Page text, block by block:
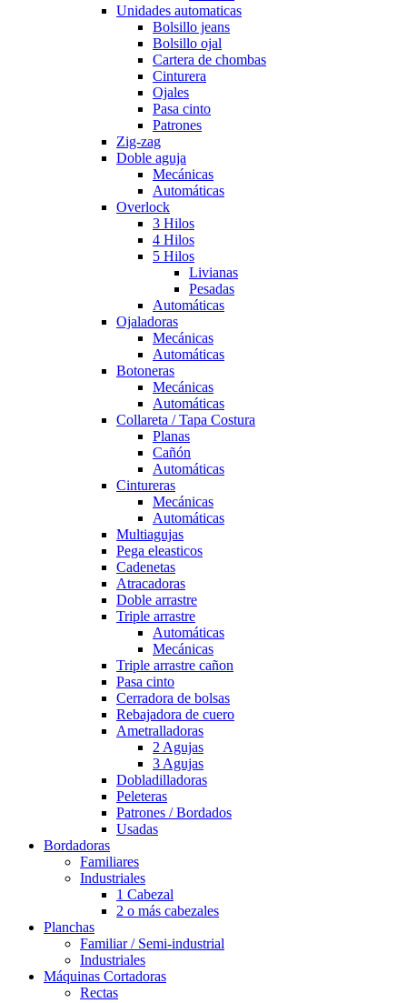
Unidades automaticas
Bolsillo jeans
Bolsillo ojal
Cartera de chombas
Cinturera
Ojales
Pasa cinto
Patrones
Zig-zag
Doble aguja
Mecánicas
Automáticas
Overlock
3 Hilos
4 Hilos
5 Hilos
Livianas
Pesadas
Automáticas
Ojaladoras
Mecánicas
Automáticas
Botoneras
Mecánicas
Automáticas
Collareta / Tapa Costura
Planas
Cañón
Automáticas
Cintureras
Mecánicas
Automáticas
Multiagujas
Pega eleasticos
Cadenetas
Atracadoras
Doble arrastre
Triple arrastre
Automáticas
Mecánicas
Triple arrastre cañon
Pasa cinto
Cerradora de bolsas
Rebajadora de cuero
Ametralladoras
2 Agujas
3 Agujas
Dobladilladoras
Peleteras
Patrones / Bordados
Usadas
Bordadoras
Familiares
Industriales
1 Cabezal
2 o más cabezales
Planchas
Familiar / Semi-industrial
Industriales
Máquinas Cortadoras
Rectas